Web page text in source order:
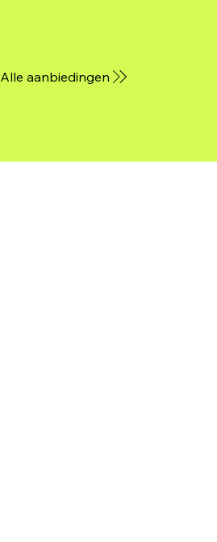
Alle aanbiedingen